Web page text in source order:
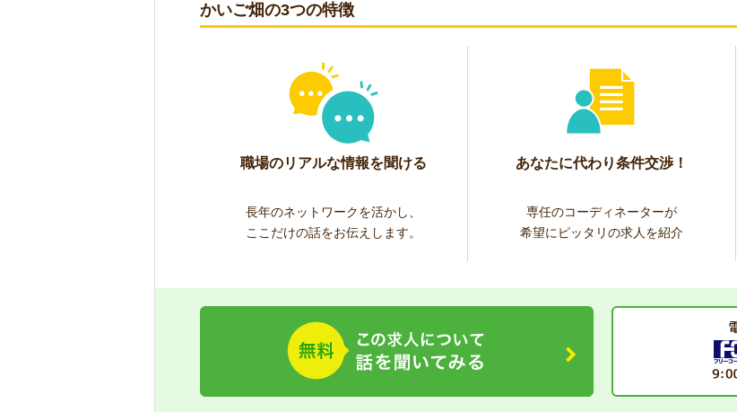
かいご畑の3つの特徴
職場のリアルな情報を聞ける
長年のネットワークを活かし、
ここだけの話をお伝えします。
あなたに代わり条件交渉！
専任のコーディネーターが
希望にピッタリの求人を紹介